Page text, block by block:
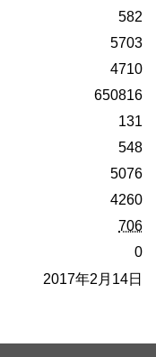
582
5703
4710
650816
131
548
5076
4260
706
0
2017年2月14日